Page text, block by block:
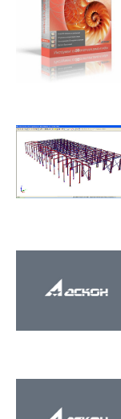
Email
Страна
Введите код с
Город
Повторите пароль
Новости
Новости
Новости
Новости
Новости
Новости